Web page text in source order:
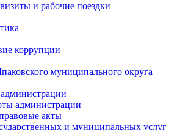
и рабочие поездки
коррупции
муниципального округа
администрации
акты
и муниципальных услуг